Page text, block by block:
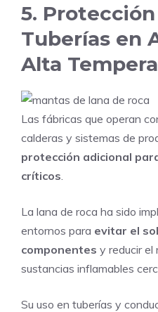
5.
Tuberías en
Alta
Las fábricas que operan
calderas y sistemas de
protección adicional
críticos
La lana de roca ha sido
entornos para evitar el
componentes y reducir el
sustancias inflamables
Su uso en tuberías y